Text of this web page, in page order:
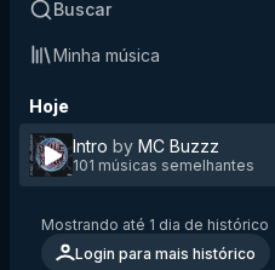
Buscar
Minha música
Hoje
Intro by MC Buzzz
101 músicas semelhantes
Mostrando até 1 dia de histórico
Login para mais histórico